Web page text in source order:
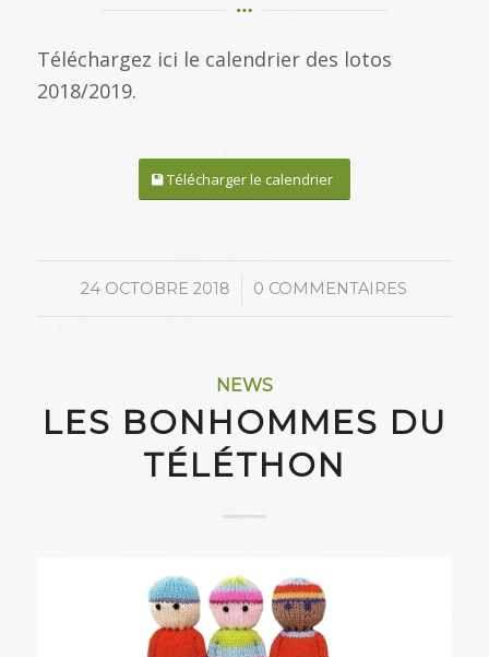
Téléchargez ici le calendrier des lotos
2018/2019.
Télécharger le calendrier
24 OCTOBRE 2018
/ 0 COMMENTAIRES
NEWS
LES BONHOMMES DU
TÉLÉTHON